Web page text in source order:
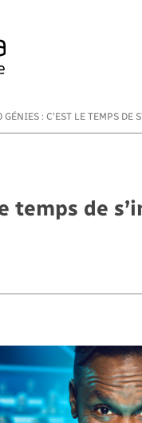
GÉNIES : C’EST LE TEMPS DE
temps de